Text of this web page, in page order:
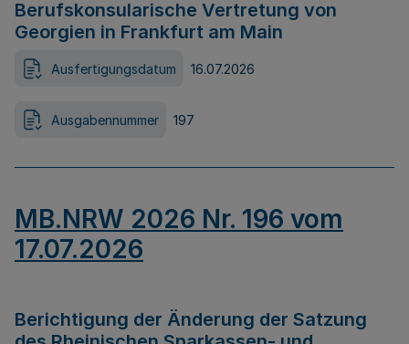
Berufskonsularische Vertretung von
Georgien in Frankfurt am Main
Ausfertigungsdatum 16.07.2026
Ausgabennummer 197
MB.NRW 2026 Nr. 196 vom
17.07.2026
Berichtigung der Änderung der Satzung